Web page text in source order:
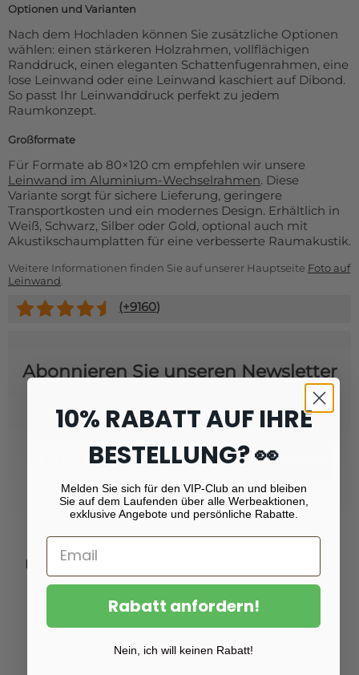
Optionen und Varianten
Nach dem Hochladen können Sie zusätzliche Optionen
wählen: einen stärkeren Holzrahmen, vollflächigen
Randdruck, einen eleganten Schattenfugenrahmen, eine
lose Leinwand oder eine Leinwand kaschiert auf Dibond.
So passt Ihr Leinwanddruck perfekt zu jedem
Raumkonzept.
Großformate
Für Formate ab 80×120 cm empfehlen wir unsere
Leinwand im Aluminium-Wechselrahmen. Diese
Variante sorgt für sichere Lieferung, geringere
Transportkosten und ein modernes Design. Erhältlich in
Weiß, Schwarz, Silber oder Gold, optional auch mit
Akustikschaumplatten für eine verbesserte Raumakustik.
Weitere Informationen finden Sie auf unserer Hauptseite Foto auf
Leinwand
(+9160)
Abonnieren Sie unseren Newsletter
Rabatt von 10 %!
Registrieren
Produkte
Foto auf Plexiglas (Acrylglas)
10% RABATT AUF IHRE
BESTELLUNG? 👀
Melden Sie sich für den VIP-Club an und bleiben
Sie auf dem Laufenden über alle Werbeaktionen,
exklusive Angebote und persönliche Rabatte.
Rabatt anfordern!
Nein, ich will keinen Rabatt!